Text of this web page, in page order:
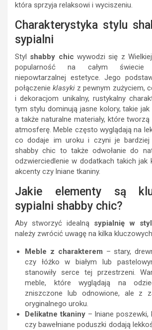
która sprzyja relaksowi i wyciszeniu.
Charakterystyka stylu
sypialni
Styl shabby chic wywodzi się z
popularność na całym świecie
niepowtarzalnej estetyce. Jego
połączenieklasyki z pewnym zużyciem,
i dekoracjom unikalny, rustykalny
tym stylu dominują jasne kolory, takie jak
a także naturalne materiały, które tworzą
atmosferę. Meble często wyglądają na
co dodaje im uroku i czyni je bardziej
shabby chic to także odwołanie do
odzwierciedlenie w dodatkach takich jak
akcenty czy lniane tkaniny.
Jakie elementy są
sypialni shabby chic?
Aby stworzyć idealną sypialnię w
należy zwrócić uwagę na kilka
Meble z charakterem – stary,
czy łóżko w białym lub
stanowiły serce tej przestrzeni.
meble, które wyglądają na
zniszczone lub odnowione, ale z
oryginalnego uroku.
Delikatne tkaniny – lniane
czy bawełniane poduszki dodają